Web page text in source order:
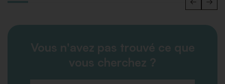
Vous n'avez pas trouvé ce que
vous cherchez ?